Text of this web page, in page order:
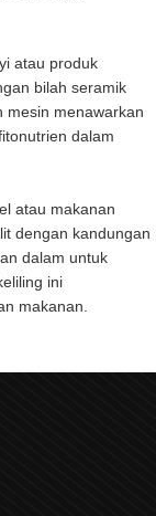
atau produk
bilah seramik
mesin menawarkan
dalam
atau makanan
dengan kandungan
dalam untuk
ini
makanan.